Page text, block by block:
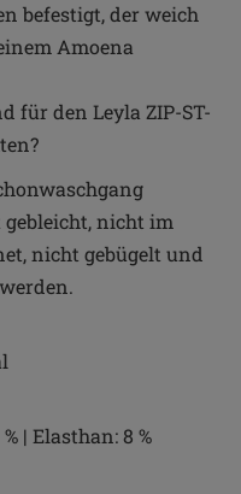
befestigt, der weich
Amoena
für den Leyla ZIP-ST-
nicht im
nicht gebügelt und
| Elasthan: 8 %